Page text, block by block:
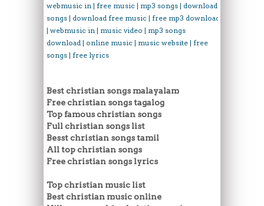
webmusic in | free music | mp3 songs | download
songs | download free music | free mp3 download
| webmusic in | music video | mp3 songs
download | online music | music website | free
songs | free lyrics
Best christian songs malayalam
Free christian songs tagalog
Top famous christian songs
Full christian songs list
Besst christian songs tamil
All top christian songs
Free christian songs lyrics
Top christian music list
Best christian music online